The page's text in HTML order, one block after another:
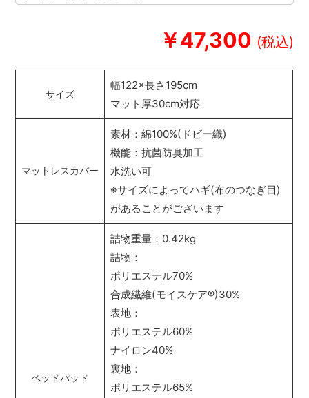
￥47,300
サイズ
幅122×長さ195cm
マット厚30cm対応
マットレスカバー
素材：綿100%(ドビー織)
機能：抗菌防臭加工
水洗い可
※サイズによってハギ(布のつなぎ目)
があることがございます
ベッドパッド
詰物重量：0.42kg
詰物：
ポリエステル70%
合成繊維(モイスケア®)30%
表地：
ポリエステル60%
ナイロン40%
裏地：
ポリエステル65%